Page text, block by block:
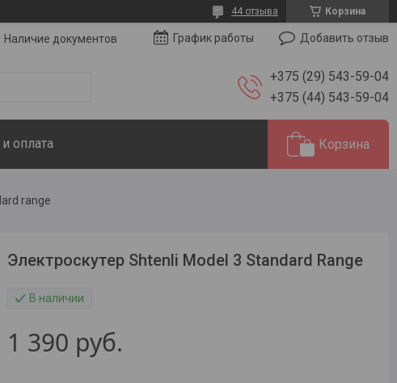
Корзина
44 отзыва
Наличие документов График работы Добавить отзыв
+375 (29) 543-59-04
+375 (44) 543-59-04
оплата Корзина
range
Электроскутер Shtenli Model 3 Standard Range
В наличии
1 390 руб.